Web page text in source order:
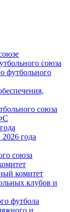
союза
футбольного
союза
года
союза
комитет
клубов и
футбола
и